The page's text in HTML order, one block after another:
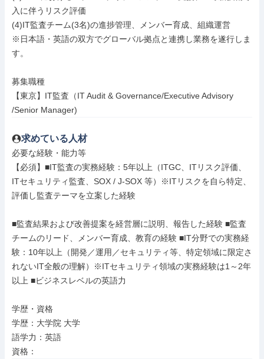
入に伴うリスク評価
(4)IT監査チーム(3名)の進捗管理、メンバー育成、組織運営
※日本語・英語の双方でグローバル拠点と連携し業務を遂行しま
す。
募集職種
【東京】IT監査（IT Audit & Governance/Executive Advisory
/Senior Manager)
求めている人材
必要な経験・能力等
【必須】■IT監査の実務経験：5年以上（ITGC、ITリスク評価、
ITセキュリティ監査、SOX / J-SOX 等）※ITリスクを自ら特定、
評価し監査テーマを立案した経験
■監査結果および改善提案を経営層に説明、報告した経験 ■監査
チームのリード、メンバー育成、教育の経験 ■IT分野での実務経
験：10年以上（開発／運用／セキュリティ等、特定領域に限定さ
れないIT全般の理解）※ITセキュリティ領域の実務経験は1～2年
以上 ■ビジネスレベルの英語力
学歴・資格
学歴：大学院 大学
語学力：英語
資格：